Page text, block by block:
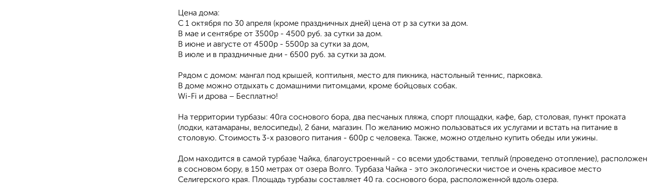
Цена дома:
С 1 октября по 30 апреля (кроме праздничных дней) цена от р за сутки за дом.
В мае и сентябре от 3500р - 4500 руб. за сутки за дом.
В июне и августе от 4500р - 5500р за сутки за дом,
В июле и в праздничные дни - 6500 руб. за сутки за дом.
Рядом с домом: мангал под крышей, коптильня, место для пикника, настольный теннис, парковка.
В доме можно отдыхать с домашними питомцами, кроме бойцовых собак.
Wi-Fi и дрова – Бесплатно!
На территории турбазы: 40га соснового бора, два песчаных пляжа, спорт площадки, кафе, бар, столовая, пункт проката
(лодки, катамараны, велосипеды), 2 бани, магазин. По желанию можно пользоваться их услугами и встать на питание в
столовую. Стоимость 3-х разового питания - 600р с человека. Также, можно отдельно купить обеды или ужины.
Дом находится в самой турбазе Чайка, благоустроенный - со всеми удобствами, теплый (проведено отопление), расположен
в сосновом бору, в 150 метрах от озера Волго. Турбаза Чайка - это экологически чистое и очень красивое место
Селигерского края. Площадь турбазы составляет 40 га. соснового бора, расположенной вдоль озера.